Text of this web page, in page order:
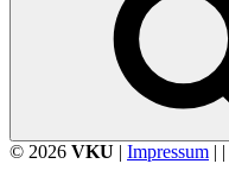
© 2026 VKU | Impressum | |